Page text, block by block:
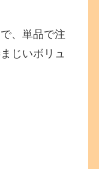
、単品で注
じいボリュ